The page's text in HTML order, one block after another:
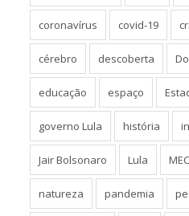
coronavírus covid-19
cérebro descoberta
educação espaço
governo Lula história
Jair Bolsonaro Lula MEC
natureza pandemia